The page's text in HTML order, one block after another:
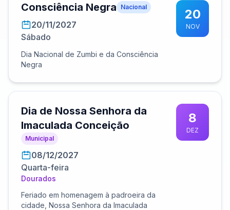
Consciência Negra Nacional
20/11/2027
Sábado
Dia Nacional de Zumbi e da Consciência
Negra
20
NOV
Dia de Nossa Senhora da
Imaculada Conceição
Municipal
08/12/2027
Quarta-feira
Dourados
Feriado em homenagem à padroeira da
cidade, Nossa Senhora da Imaculada
8
DEZ